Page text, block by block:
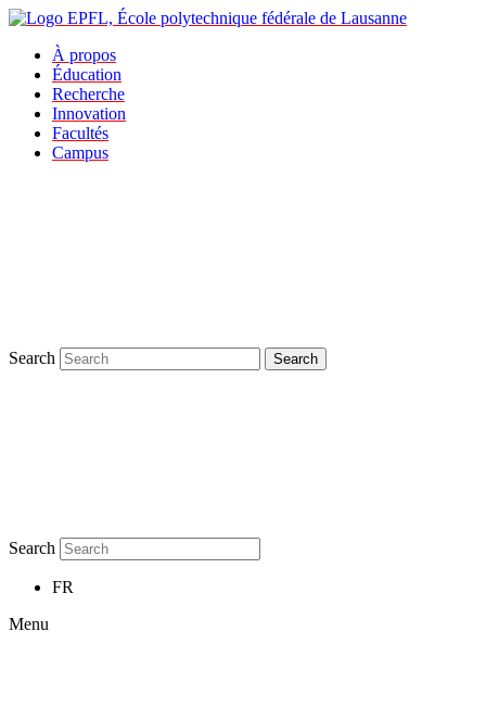
À propos
Éducation
Recherche
Innovation
Facultés
Campus
Search Search
Search
FR
Menu